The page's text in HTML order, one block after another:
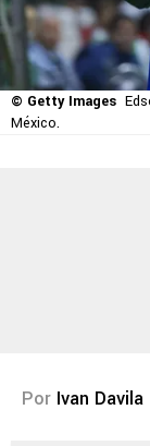
© Getty Images
México.
Por Ivan Davila